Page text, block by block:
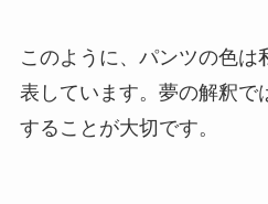
このように、パンツの色は
表しています。夢の解釈で
することが大切です。